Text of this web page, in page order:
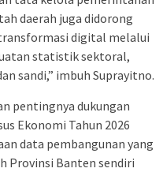
daerah juga didorong
digital melalui
statistik sektoral,
sandi,” imbuh Suprayitno.
pentingnya dukungan
Ekonomi Tahun 2026
data pembangunan yang
Provinsi Banten sendiri